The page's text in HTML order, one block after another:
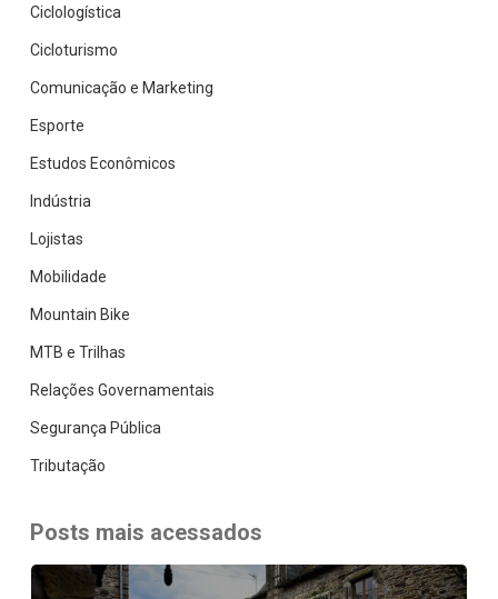
Ciclologística
Cicloturismo
Comunicação e Marketing
Esporte
Estudos Econômicos
Indústria
Lojistas
Mobilidade
Mountain Bike
MTB e Trilhas
Relações Governamentais
Segurança Pública
Tributação
Posts mais acessados